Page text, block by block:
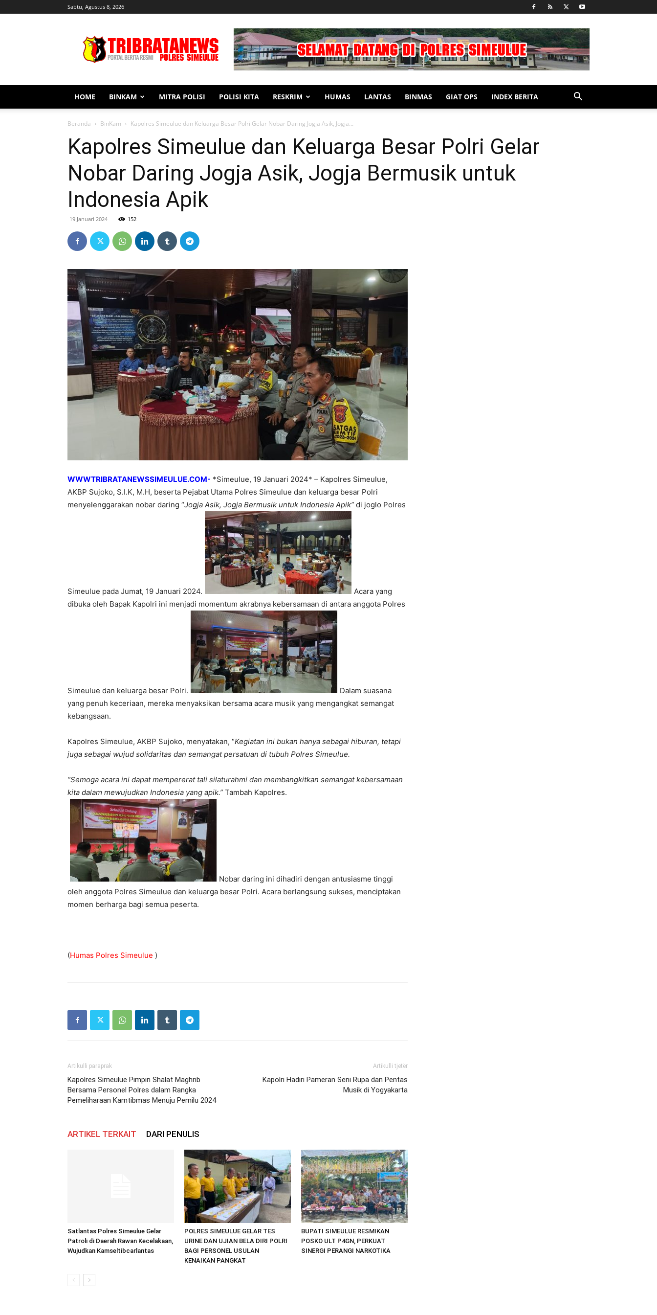
Sabtu, Agustus 8, 2026
Simeulue
HOME BINKAM MITRA POLISI POLISI KITA RESKRIM HUMAS LANTAS BINMAS GIAT OPS INDEX BERITA
Beranda BinKam Kapolres Simeulue dan Keluarga Besar Polri Gelar Nobar Daring Jogja Asik, Jogja...
Kapolres Simeulue dan Keluarga Besar Polri Gelar
Nobar Daring Jogja Asik, Jogja Bermusik untuk
Indonesia Apik
19 Januari 2024 152
WWWTRIBRATANEWSSIMEULUE.COM- *Simeulue, 19 Januari 2024* – Kapolres Simeulue,
AKBP Sujoko, S.I.K, M.H, beserta Pejabat Utama Polres Simeulue dan keluarga besar Polri
menyelenggarakan nobar daring “Jogja Asik, Jogja Bermusik untuk Indonesia Apik” di joglo Polres
Simeulue pada Jumat, 19 Januari 2024.
Acara yang
dibuka oleh Bapak Kapolri ini menjadi momentum akrabnya kebersamaan di antara anggota Polres
Simeulue dan keluarga besar Polri.
Dalam suasana
yang penuh keceriaan, mereka menyaksikan bersama acara musik yang mengangkat semangat
kebangsaan.
Kapolres Simeulue, AKBP Sujoko, menyatakan, “Kegiatan ini bukan hanya sebagai hiburan, tetapi
juga sebagai wujud solidaritas dan semangat persatuan di tubuh Polres Simeulue.
“Semoga acara ini dapat mempererat tali silaturahmi dan membangkitkan semangat kebersamaan
kita dalam mewujudkan Indonesia yang apik.” Tambah Kapolres.
Nobar daring ini dihadiri dengan antusiasme tinggi
oleh anggota Polres Simeulue dan keluarga besar Polri. Acara berlangsung sukses, menciptakan
momen berharga bagi semua peserta.
(Humas Polres Simeulue )
Artikulli paraprak
Kapolres Simeulue Pimpin Shalat Maghrib
Bersama Personel Polres dalam Rangka
Pemeliharaan Kamtibmas Menuju Pemilu 2024
Artikulli tjetër
Kapolri Hadiri Pameran Seni Rupa dan Pentas
Musik di Yogyakarta
ARTIKEL TERKAIT DARI PENULIS
Satlantas Polres Simeulue Gelar
Patroli di Daerah Rawan Kecelakaan,
Wujudkan Kamseltibcarlantas
POLRES SIMEULUE GELAR TES
URINE DAN UJIAN BELA DIRI POLRI
BAGI PERSONEL USULAN
KENAIKAN PANGKAT
BUPATI SIMEULUE RESMIKAN
POSKO ULT P4GN, PERKUAT
SINERGI PERANGI NARKOTIKA